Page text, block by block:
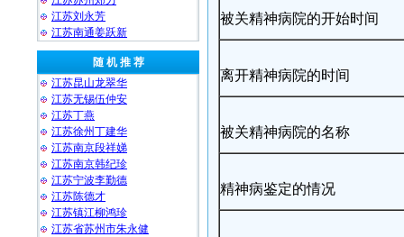
江苏刘永芳
江苏南通姜跃新
随 机 推 荐
江苏昆山龙翠华
江苏无锡伍仲安
江苏丁燕
江苏徐州丁建华
江苏南京段祥娣
江苏南京韩纪珍
江苏宁波李勤德
江苏陈德才
江苏镇江柳鸿珍
江苏省苏州市朱永健
被关精神病院的开始时间
离开精神病院的时间
被关精神病院的名称
精神病鉴定的情况